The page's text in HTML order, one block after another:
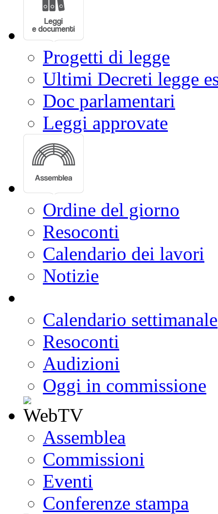
Progetti di legge
Ultimi Decreti legge
Doc parlamentari
Leggi approvate
Ordine del giorno
Resoconti
Calendario dei lavori
Notizie
Calendario settimanale
Resoconti
Audizioni
Oggi in commissione
Assemblea
Commissioni
Eventi
Conferenze stampa